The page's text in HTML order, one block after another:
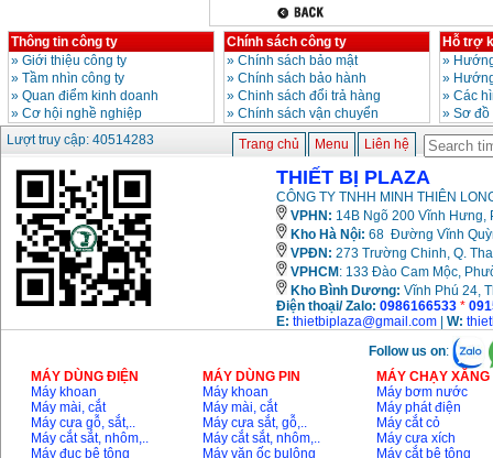
Thông tin công ty
» Giới thiệu công ty
» Tầm nhìn công ty
» Quan điểm kinh doanh
» Cơ hội nghề nghiệp
Chính sách công ty
» Chính sách bảo mật
» Chính sách bảo hành
» Chinh sách đổi trả hàng
» Chính sách vận chuyển
Hỗ trợ
»
»
» Các
» Sơ
Lượt truy cập: 40514283
Trang chủ Menu Liên hệ
THIẾT BỊ PLAZA
CÔNG TY TNHH MINH THIÊN
VPHN: 14B Ngõ 200 Vĩnh Hưng,
Kho Hà Nội: 68 Đường Vĩnh
VPĐN: 273 Trường Chinh, Q.
VPHCM : 133 Đào Cam Mộc,
Kho Bình Dương: Vĩnh Phú 24,
Điện thoại/ Zalo: 0986166533 *
E: thietbiplaza@gmail.com W:
Follow us on:
MÁY DÙNG ĐIỆN
Máy khoan
Máy mài, cắt
Máy cưa gỗ, sắt,..
Máy cắt sắt, nhôm,..
Máy đục bê tông
MÁY DÙNG PIN
Máy khoan
Máy mài, cắt
Máy cưa sắt, gỗ,..
Máy cắt sắt, nhôm,..
Máy vặn ốc bulông
MÁY CHẠY
Máy bơm nước
Máy phát điện
Máy cắt cỏ
Máy cưa xích
Máy cắt bê tông